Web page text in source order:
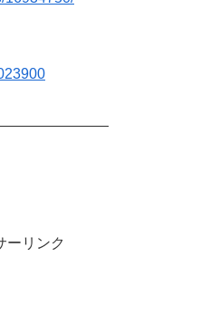
ーリンク